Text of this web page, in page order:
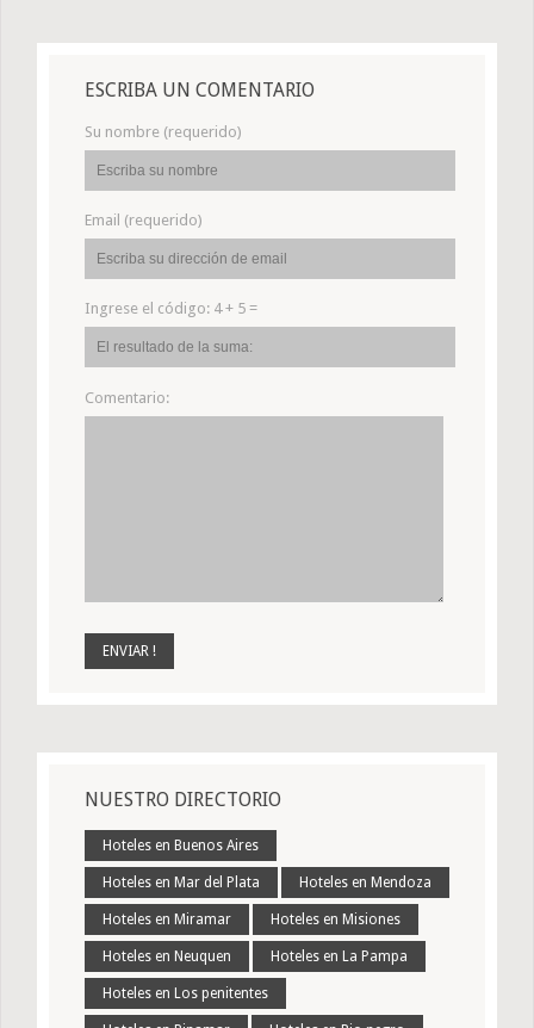
ESCRIBA UN COMENTARIO
Su nombre (requerido)
Email (requerido)
Ingrese el código: 4 + 5 =
Comentario:
NUESTRO DIRECTORIO
Hoteles en Buenos Aires
Hoteles en Mar del Plata Hoteles en Mendoza
Hoteles en Miramar Hoteles en Misiones
Hoteles en Neuquen Hoteles en La Pampa
Hoteles en Los penitentes